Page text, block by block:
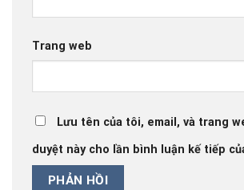
Trang web
Lưu tên của tôi, email, và trang
duyệt này cho lần bình luận kế tiếp